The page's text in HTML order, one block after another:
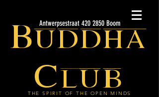
Buddha
Club
THE SPIRIT OF THE OPEN MINDS
Antwerpsestraat 420 2850 Boom